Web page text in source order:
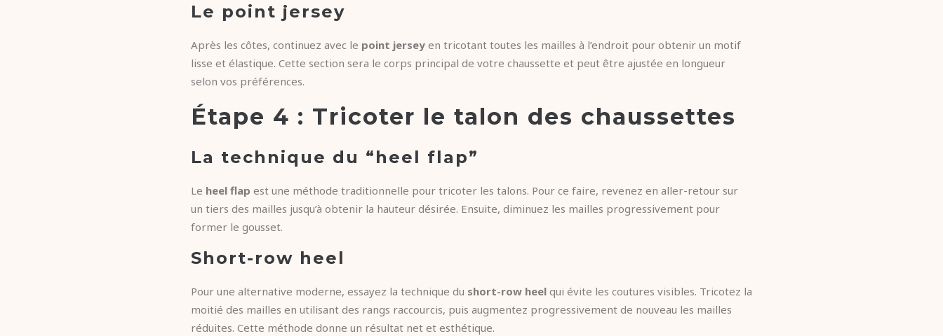
Le point jersey
Après les côtes, continuez avec le point jersey en tricotant toutes les mailles à l’endroit pour obtenir un motif
lisse et élastique. Cette section sera le corps principal de votre chaussette et peut être ajustée en longueur
selon vos préférences.
Étape 4 : Tricoter le talon des chaussettes
La technique du “heel flap”
Le heel flap est une méthode traditionnelle pour tricoter les talons. Pour ce faire, revenez en aller-retour sur
un tiers des mailles jusqu’à obtenir la hauteur désirée. Ensuite, diminuez les mailles progressivement pour
former le gousset.
Short-row heel
Pour une alternative moderne, essayez la technique du short-row heel qui évite les coutures visibles. Tricotez la
moitié des mailles en utilisant des rangs raccourcis, puis augmentez progressivement de nouveau les mailles
réduites. Cette méthode donne un résultat net et esthétique.